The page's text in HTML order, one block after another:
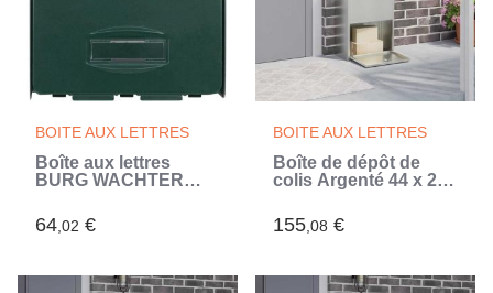
BOITE AUX LETTRES
Boîte aux lettres
BURG WACHTER
Porte - Murale - Acier
galvanisé - Ouverture
64,02 €
BOITE AUX LETTRES
Boîte de dépôt de
colis Argenté 44 x 22
galvanisé
155,08 €